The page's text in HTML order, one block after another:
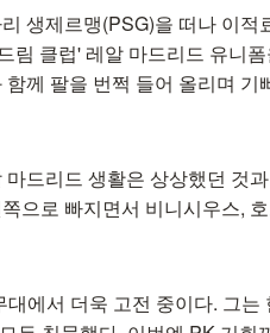
생제르맹(PSG)을 떠나 이
림 클럽' 레알 마드리드 유니
께 팔을 번쩍 들어 올리며
드리드 생활은 상상했던 것
으로 빠지면서 비니시우스,
에서 더욱 고전 중이다. 그